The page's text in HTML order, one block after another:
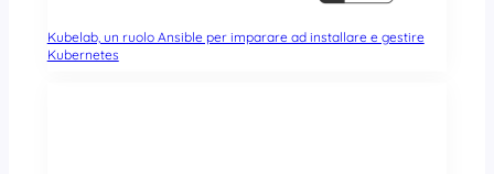
Kubelab, un ruolo Ansible per imparare ad installare e gestire
Kubernetes